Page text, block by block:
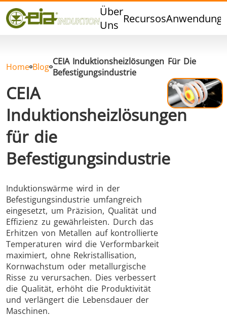
Über
Uns Recursos
Qualität
Veranstaltungen
Hartlöten Weichlöten
Aluminumlöten Verschlussversiegelung
Schrumpfverbindung
Home Blog CEIA Induktionsheizlösungen Für Die
Befestigungsindustrie
CEIA
Induktionsheizlösungen
für die
Befestigungsindustrie
Induktionswärme wird in der
Befestigungsindustrie umfangreich
eingesetzt, um Präzision, Qualität und
Effizienz zu gewährleisten. Durch das
Erhitzen von Metallen auf kontrollierte
Temperaturen wird die Verformbarkeit
maximiert, ohne Rekristallisation,
Kornwachstum oder metallurgische
Risse zu verursachen. Dies verbessert
die Qualität, erhöht die Produktivität
und verlängert die Lebensdauer der
Maschinen.